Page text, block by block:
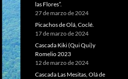
las Flores”.
27 de marzo de 2024
Picachos de Olá, Coclé.
17 de marzo de 2024
Cascada Kiki (Qui Qui)y
Romelio 2023
12 de marzo de 2024
Cascada Las Mesitas, Olá de